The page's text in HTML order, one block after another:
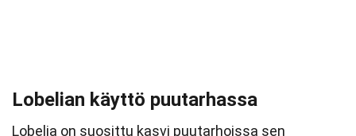
Lobelian käyttö puutarhassa
Lobelia on suosittu kasvi puutarhoissa sen